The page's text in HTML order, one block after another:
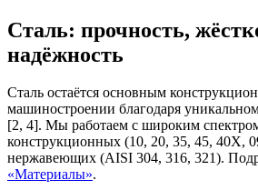
Сталь: прочность,
надёжность
Сталь остаётся основным
машиностроении благодаря
[2, 4]. Мы работаем с широким
конструкционных (10, 20, 35, 45, 40Х,
нержавеющих (AISI 304, 316, 321).
«Материалы».